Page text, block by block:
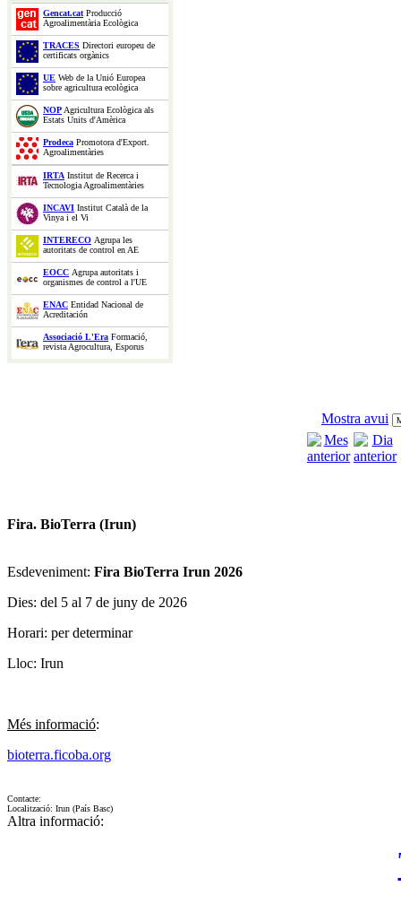
Gencat.catProducció
Agroalimentària Ecològica
TRACES Directori europeu de
certificats orgànics
UE Web de la Unió Europea
sobre agricultura ecològica
NOPAgricultura Ecològica als
Estats Units d'Amèrica
Prodeca Promotora d'Export.
Agroalimentàries
IRTA Institut de Recerca i
Tecnologia Agroalimentàries
INCAVI Institut Català de la
Vinya i el Vi
INTERECO Agrupa les
autoritats de control en AE
EOCC Agrupa autoritats i
organismes de control a l'UE
ENAC Entidad Nacional de
Acreditación
Associació L'Era Formació,
revista Agrocultura, Esporus
Mostra avui
Fira. BioTerra (Irun)
Esdeveniment: Fira BioTerra Irun 2026
Dies: del 5 al 7 de juny de 2026
Horari: per determinar
Lloc: Irun
Més informació:
bioterra.ficoba.org
Contacte:
Localització: Irun (País Basc)
Altra informació: